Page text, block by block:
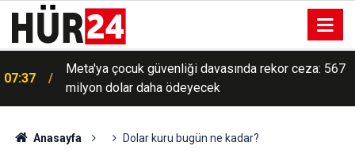
07:37
Meta'ya çocuk güvenliği davasında rekor ceza: 567
milyon dolar daha ödeyecek
Anasayfa Dolar kuru bugün ne kadar?